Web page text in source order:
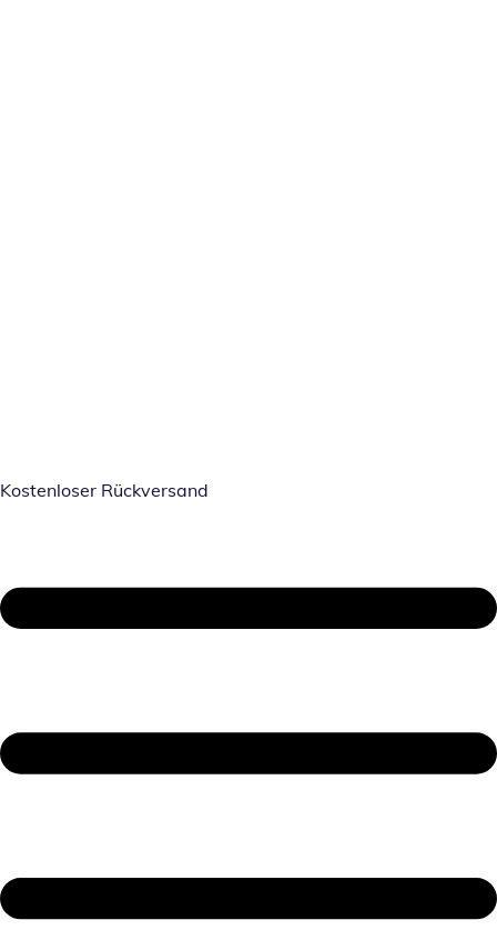
Kostenloser Rückversand